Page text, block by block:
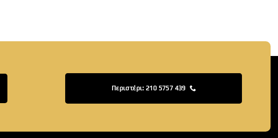
Περιστέρι: 210 5757 439